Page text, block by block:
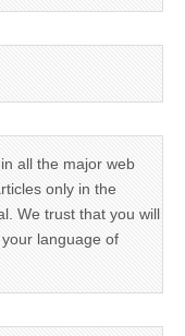
all the major web
only in the
We trust that you will
language of